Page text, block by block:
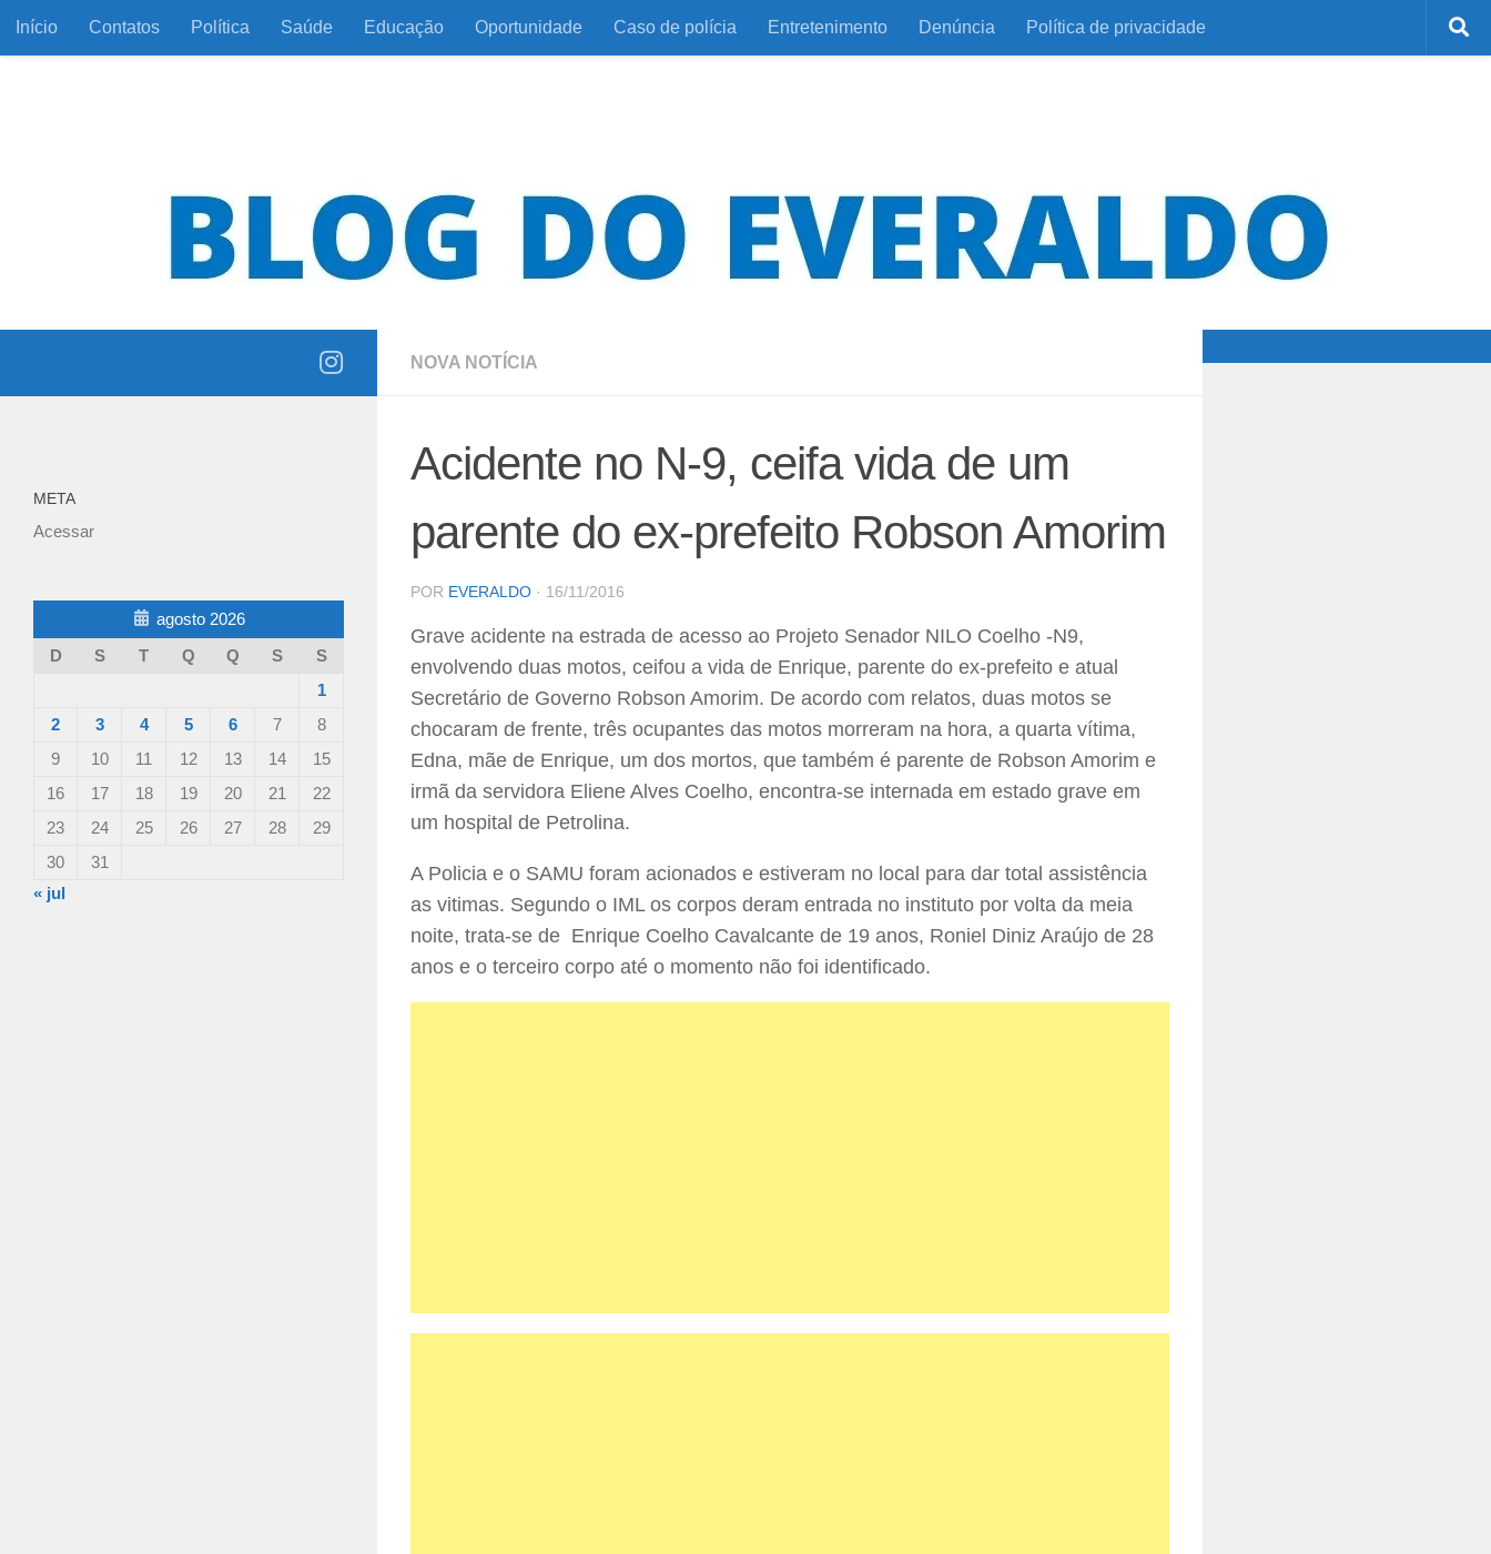
Skip to content
Início Contatos Política Saúde Educação Oportunidade Caso de polícia Entretenimento Denúncia Política de privacidade
NOVA NOTÍCIA
Acidente no N-9, ceifa vida de um
parente do ex-prefeito Robson Amorim
POR EVERALDO · 16/11/2016
Grave acidente na estrada de acesso ao Projeto Senador NILO Coelho -N9,
envolvendo duas motos, ceifou a vida de Enrique, parente do ex-prefeito e atual
Secretário de Governo Robson Amorim. De acordo com relatos, duas motos se
chocaram de frente, três ocupantes das motos morreram na hora, a quarta vítima,
Edna, mãe de Enrique, um dos mortos, que também é parente de Robson Amorim e
irmã da servidora Eliene Alves Coelho, encontra-se internada em estado grave em
um hospital de Petrolina.
A Policia e o SAMU foram acionados e estiveram no local para dar total assistência
as vitimas. Segundo o IML os corpos deram entrada no instituto por volta da meia
noite, trata-se de Enrique Coelho Cavalcante de 19 anos, Roniel Diniz Araújo de 28
anos e o terceiro corpo até o momento não foi identificado.
META
Acessar
agosto 2026
D
S T Q Q S
S
1
2
3 4 5 6 7
8
9
10 11 12 13 14
15
16
17 18 19 20 21
22
23
24 25 26 27 28
29
30
31
« jul